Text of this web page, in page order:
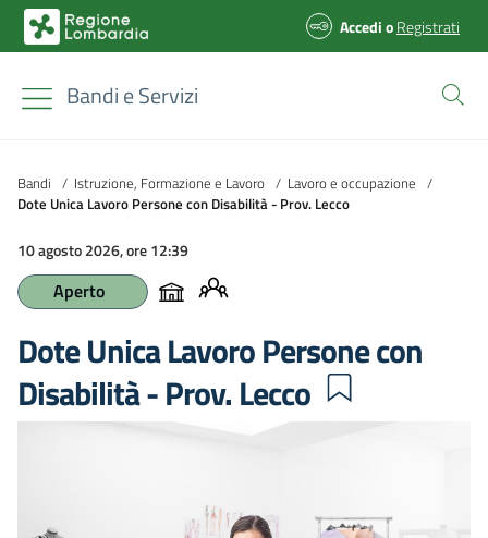
AccedioRegistrati
Bandi e Servizi
Bandi / Istruzione, Formazione e Lavoro / Lavoro e occupazione /
Dote Unica Lavoro Persone con Disabilità - Prov. Lecco
10 agosto 2026, ore 12:39
Aperto
Dote Unica Lavoro Persone con
Disabilità - Prov. Lecco